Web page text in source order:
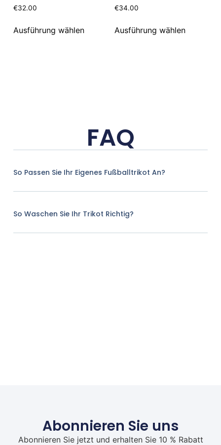
€32.00
Ausführung wählen
€34.00
Ausführung wählen
FAQ
So Passen Sie Ihr Eigenes Fußballtrikot An?
So Waschen Sie Ihr Trikot Richtig?
Abonnieren Sie uns
Abonnieren Sie jetzt und erhalten Sie 10 % Rabatt